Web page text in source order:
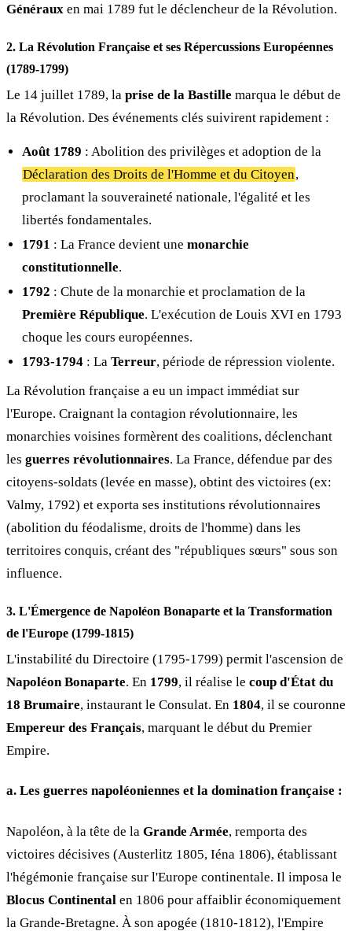
Généraux en mai 1789 fut le déclencheur de la Révolution.
2. La Révolution Française et ses Répercussions Européennes
(1789-1799)
Le 14 juillet 1789, la prise de la Bastille marqua le début de
la Révolution. Des événements clés suivirent rapidement :
Août 1789 : Abolition des privilèges et adoption de la
Déclaration des Droits de l'Homme et du Citoyen,
proclamant la souveraineté nationale, l'égalité et les
libertés fondamentales.
1791 : La France devient une monarchie
constitutionnelle.
1792 : Chute de la monarchie et proclamation de la
Première République. L'exécution de Louis XVI en 1793
choque les cours européennes.
1793-1794 : La Terreur, période de répression violente.
La Révolution française a eu un impact immédiat sur
l'Europe. Craignant la contagion révolutionnaire, les
monarchies voisines formèrent des coalitions, déclenchant
les guerres révolutionnaires. La France, défendue par des
citoyens-soldats (levée en masse), obtint des victoires (ex:
Valmy, 1792) et exporta ses institutions révolutionnaires
(abolition du féodalisme, droits de l'homme) dans les
territoires conquis, créant des "républiques sœurs" sous son
influence.
3. L'Émergence de Napoléon Bonaparte et la Transformation
de l'Europe (1799-1815)
L'instabilité du Directoire (1795-1799) permit l'ascension de
Napoléon Bonaparte. En 1799, il réalise le coup d'État du
18 Brumaire, instaurant le Consulat. En 1804, il se couronne
Empereur des Français, marquant le début du Premier
Empire.
a. Les guerres napoléoniennes et la domination française :
Napoléon, à la tête de la Grande Armée, remporta des
victoires décisives (Austerlitz 1805, Iéna 1806), établissant
l'hégémonie française sur l'Europe continentale. Il imposa le
Blocus Continental en 1806 pour affaiblir économiquement
la Grande-Bretagne. À son apogée (1810-1812), l'Empire